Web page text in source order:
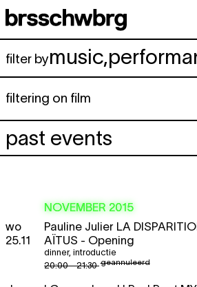
Spring naar hoofdinhoud
filter bymusic,
filtering on film
past events
NOVEMBER 2015
wo
25.11
Pauline Julier LA
AÏTUS - Opening
20:00 - 21:30geannuleerd
dinner, introductie